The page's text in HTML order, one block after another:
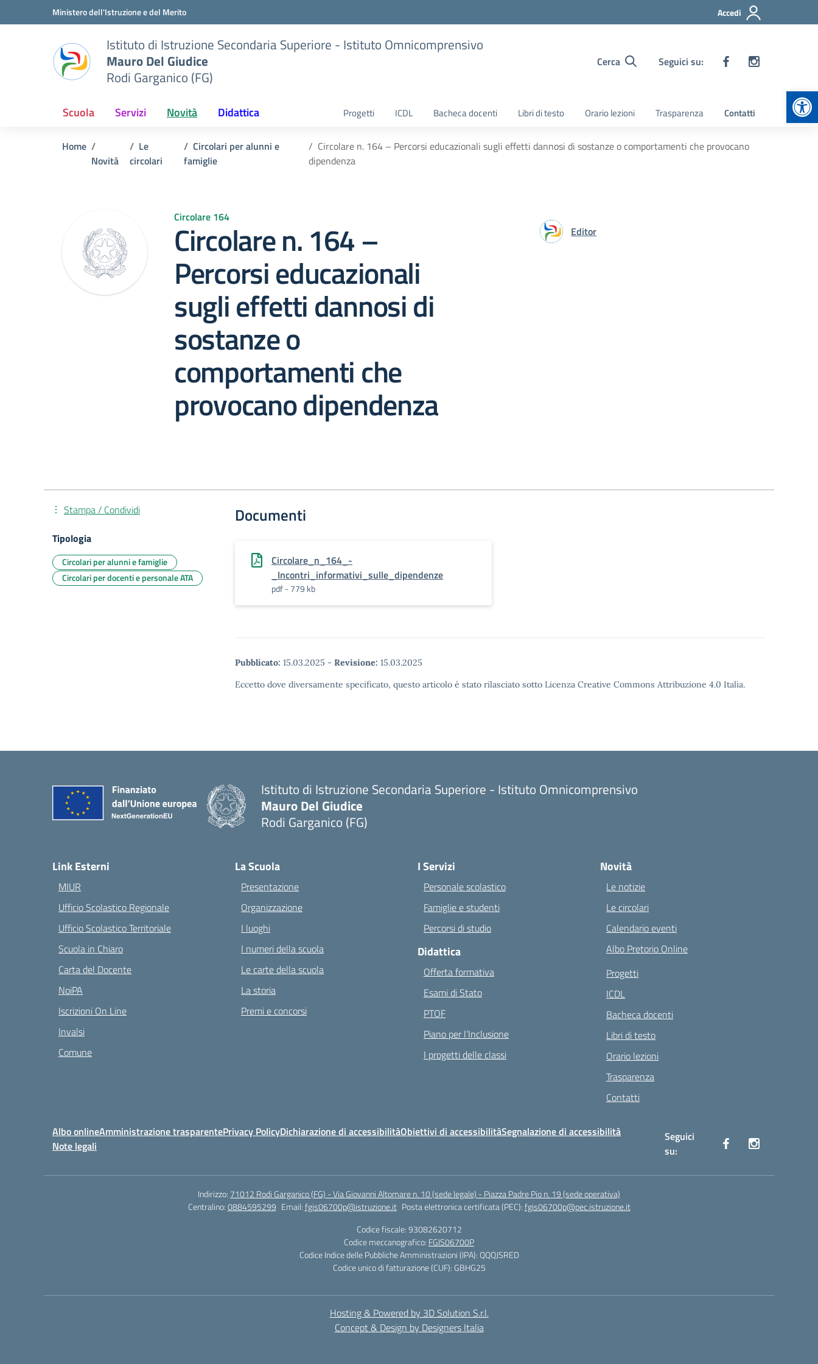
Vai ai contenuti
Vai al menu di navigazioneMinistero dell'Istruzione e del Merito Accedi
Istituto di Istruzione Secondaria Superiore - Istituto Omnicomprensivo
Mauro Del Giudice
Rodi Garganico (FG)
Cerca Seguici su:
Scuola Servizi Novità Didattica Progetti ICDL Bacheca docenti Libri di testo Orario lezioni Trasparenza Contatti
Home
Novità
Le
circolari
Circolari per alunni e
famiglie
Circolare n. 164 – Percorsi educazionali sugli effetti dannosi di sostanze o comportamenti che provocano
dipendenza
Circolare 164
Circolare n. 164 –
Percorsi educazionali
sugli effetti dannosi di
sostanze o
comportamenti che
provocano dipendenza
Editor
Documenti
Circolare_n_164_-
_Incontri_informativi_sulle_dipendenze
pdf - 779 kb
Pubblicato: 15.03.2025 - Revisione: 15.03.2025
Eccetto dove diversamente specificato, questo articolo è stato rilasciato sotto Licenza Creative Commons Attribuzione 4.0 Italia.
Stampa / Condividi
Tipologia
Circolari per alunni e famiglie
Circolari per docenti e personale ATA
Istituto di Istruzione Secondaria Superiore - Istituto Omnicomprensivo
Mauro Del Giudice
Rodi Garganico (FG)
Link Esterni
MIUR
Ufficio Scolastico Regionale
Ufficio Scolastico Territoriale
Scuola in Chiaro
Carta del Docente
NoiPA
Iscrizioni On Line
Invalsi
Comune
La Scuola
Presentazione
Organizzazione
I luoghi
I numeri della scuola
Le carte della scuola
La storia
Premi e concorsi
I Servizi
Personale scolastico
Famiglie e studenti
Percorsi di studio
Didattica
Offerta formativa
Esami di Stato
PTOF
Piano per l’Inclusione
I progetti delle classi
Novità
Le notizie
Le circolari
Calendario eventi
Albo Pretorio Online
Progetti
ICDL
Bacheca docenti
Libri di testo
Orario lezioni
Trasparenza
Contatti
Albo onlineAmministrazione trasparentePrivacy PolicyDichiarazione di accessibilitàObiettivi di accessibilitàSegnalazione di accessibilità
Note legali
Seguici
su:
Indirizzo: 71012 Rodi Garganico (FG) - Via Giovanni Altomare n. 10 (sede legale) - Piazza Padre Pio n. 19 (sede operativa)
Centralino:0884595299 Email:fgis06700p@istruzione.it Posta elettronica certificata (PEC):fgis06700p@pec.istruzione.it
Codice fiscale: 93082620712
Codice meccanografico: FGIS06700P
Codice Indice delle Pubbliche Amministrazioni (IPA): QQQJSRED
Codice unico di fatturazione (CUF): GBHG25
Hosting & Powered by 3D Solution S.r.l.
Concept & Design by Designers Italia